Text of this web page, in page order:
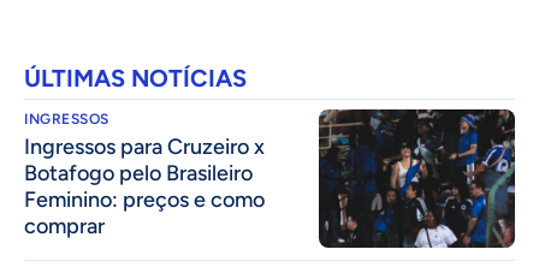
ÚLTIMAS NOTÍCIAS
INGRESSOS
Ingressos para Cruzeiro x
Botafogo pelo Brasileiro
Feminino: preços e como
comprar